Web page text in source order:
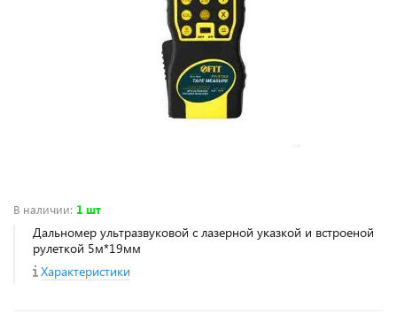
В наличии: 1 шт
Дальномер ультразвуковой с лазерной указкой и встроеной
рулеткой 5м*19мм
Характеристики